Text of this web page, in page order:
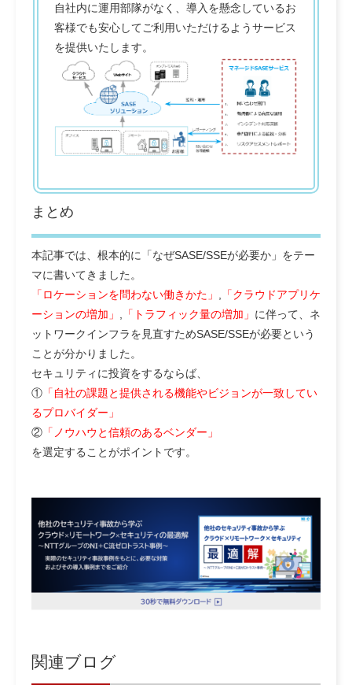
自社内に運用部隊がなく、導入を懸念しているお
客様でも安心してご利用いただけるようサービス
を提供いたします。
まとめ
本記事では、根本的に「なぜSASE/SSEが必要か」をテー
マに書いてきました。
「ロケーションを問わない働きかた」
「クラウドアプリケ
ーションの増加」
「トラフィック量の増加」 に伴って、ネ
ットワークインフラを見直すためSASE/SSEが必要という
ことが分かりました。
セキュリティに投資をするならば、
① 「自社の課題と提供される機能やビジョンが一致してい
るプロバイダー」
② 「ノウハウと信頼のあるベンダー」
を選定することがポイントです。
関連ブログ